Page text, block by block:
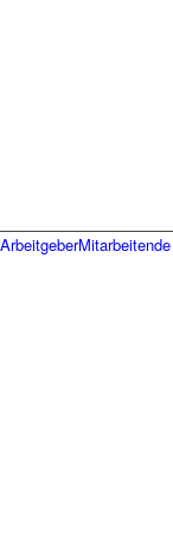
ArbeitgeberMitarbeitende